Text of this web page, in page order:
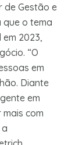
de Gestão e
que o tema
2023,
“O
em
Diante
em
com